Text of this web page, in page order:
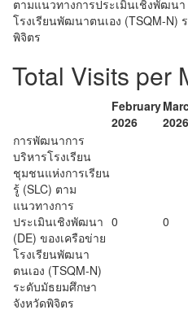
ตามแนวทางการประเมินเชิงพัฒนา
โรงเรียนพัฒนาตนเอง (TSQM-N)
พิจิตร
Total Visits per
February
2026
2026
การพัฒนาการ
บริหารโรงเรียน
ชุมชนแห่งการเรียน
รู้ (SLC) ตาม
แนวทางการ
ประเมินเชิงพัฒนา
(DE) ของเครือข่าย
โรงเรียนพัฒนา
ตนเอง (TSQM-N)
ระดับมัธยมศึกษา
จังหวัดพิจิตร
0 0